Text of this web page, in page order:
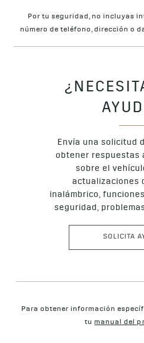
Por tu seguridad, no incluyas
número de teléfono, dirección o
Envía una solicitud
obtener respuestas
sobre el
actualizaciones
inalámbrico,
seguridad,
SOLICITA
Para obtener información
tumanual del